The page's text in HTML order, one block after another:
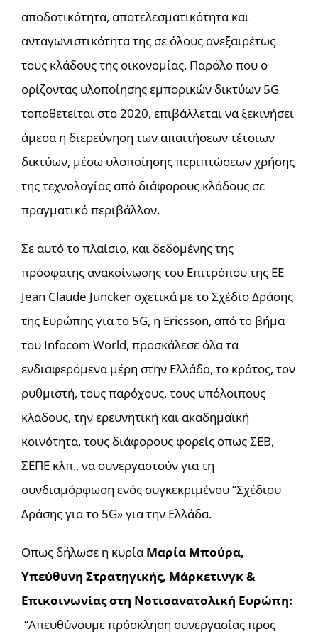
αποδοτικότητα, αποτελεσματικότητα και
ανταγωνιστικότητα της σε όλους ανεξαιρέτως
τους κλάδους της οικονομίας. Παρόλο που ο
ορίζοντας υλοποίησης εμπορικών δικτύων 5G
τοποθετείται στο 2020, επιβάλλεται να ξεκινήσει
άμεσα η διερεύνηση των απαιτήσεων τέτοιων
δικτύων, μέσω υλοποίησης περιπτώσεων χρήσης
της τεχνολογίας από διάφορους κλάδους σε
πραγματικό περιβάλλον.
Σε αυτό το πλαίσιο, και δεδομένης της
πρόσφατης ανακοίνωσης του Επιτρόπου της ΕΕ
Jean Claude Juncker σχετικά με το Σχέδιο Δράσης
της Ευρώπης για το 5G, η Ericsson, από το βήμα
του Infocom World, προσκάλεσε όλα τα
ενδιαφερόμενα μέρη στην Ελλάδα, το κράτος, τον
ρυθμιστή, τους παρόχους, τους υπόλοιπους
κλάδους, την ερευνητική και ακαδημαϊκή
κοινότητα, τους διάφορους φορείς όπως ΣΕΒ,
ΣΕΠΕ κλπ., να συνεργαστούν για τη
συνδιαμόρφωση ενός συγκεκριμένου “Σχέδιου
Δράσης για το 5G» για την Ελλάδα.
Οπως δήλωσε η κυρίαΜαρία Μπούρα,
Υπεύθυνη Στρατηγικής, Μάρκετινγκ &
Επικοινωνίας στη Νοτιοανατολική Ευρώπη:
“Απευθύνουμε πρόσκληση συνεργασίας προς